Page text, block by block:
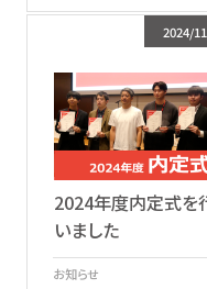
2024/
2024年度内定式を
いました
お知らせ